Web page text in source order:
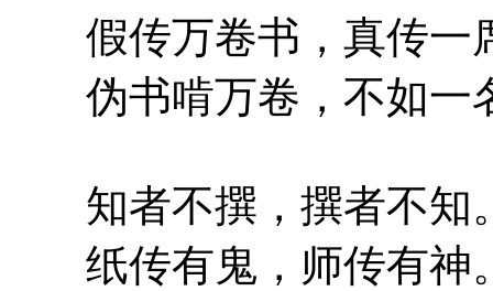
假传万卷书，真传一
伪书啃万卷，不如一
知者不撰，撰者不知
纸传有鬼，师传有神